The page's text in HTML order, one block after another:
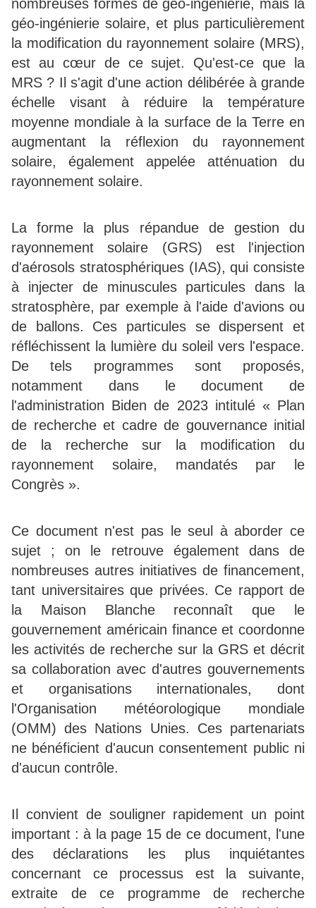
nombreuses formes de géo-ingénierie, mais la
géo-ingénierie solaire, et plus particulièrement
la modification du rayonnement solaire (MRS),
est au cœur de ce sujet. Qu'est-ce que la
MRS ? Il s'agit d'une action délibérée à grande
échelle visant à réduire la température
moyenne mondiale à la surface de la Terre en
augmentant la réflexion du rayonnement
solaire, également appelée atténuation du
rayonnement solaire.
La forme la plus répandue de gestion du
rayonnement solaire (GRS) est l'injection
d'aérosols stratosphériques (IAS), qui consiste
à injecter de minuscules particules dans la
stratosphère, par exemple à l'aide d'avions ou
de ballons. Ces particules se dispersent et
réfléchissent la lumière du soleil vers l'espace.
De tels programmes sont proposés,
notamment dans le document de
l'administration Biden de 2023 intitulé « Plan
de recherche et cadre de gouvernance initial
de la recherche sur la modification du
rayonnement solaire, mandatés par le
Congrès ».
Ce document n'est pas le seul à aborder ce
sujet ; on le retrouve également dans de
nombreuses autres initiatives de financement,
tant universitaires que privées. Ce rapport de
la Maison Blanche reconnaît que le
gouvernement américain finance et coordonne
les activités de recherche sur la GRS et décrit
sa collaboration avec d'autres gouvernements
et organisations internationales, dont
l'Organisation météorologique mondiale
(OMM) des Nations Unies. Ces partenariats
ne bénéficient d'aucun consentement public ni
d'aucun contrôle.
Il convient de souligner rapidement un point
important : à la page 15 de ce document, l'une
des déclarations les plus inquiétantes
concernant ce processus est la suivante,
extraite de ce programme de recherche